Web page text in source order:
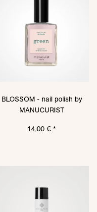
BLOSSOM - nail polish by
MANUCURIST
14,00 € *